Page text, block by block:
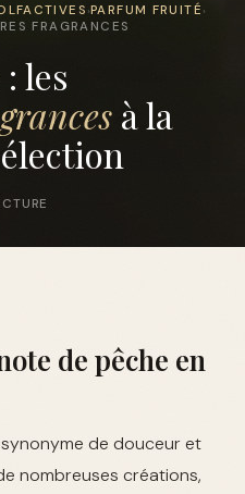
›PARFUM FRUITÉ ›
FRAGRANCES
les
à la
de pêche en
de douceur et
nombreuses créations,